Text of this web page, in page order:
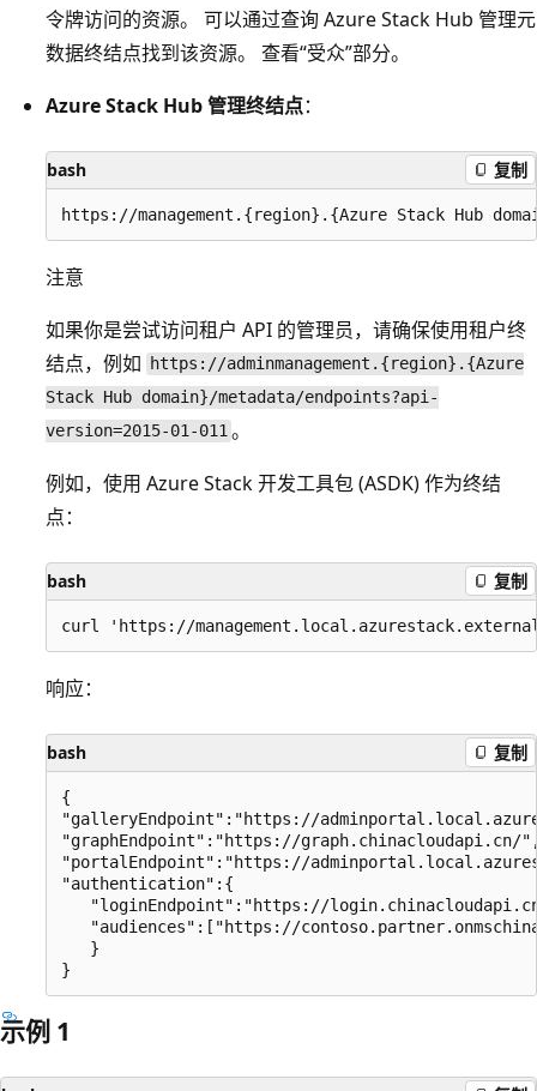
令牌访问的资源。 可以通过查询 Azure Stack Hub 管理元
数据终结点找到该资源。 查看“受众”部分。
Azure Stack Hub 管理终结点：
bash 复制
注意
如果你是尝试访问租户 API 的管理员，请确保使用租户终
结点，例如
https://adminmanagement.{region}.{Azure
Stack Hub domain}/metadata/endpoints?api-
version=2015-01-011。
例如，使用 Azure Stack 开发工具包 (ASDK) 作为终结
点：
bash 复制
响应：
bash 复制
{
"galleryEndpoint":"https://
"graphEndpoint":"https://graph.chinacloudapi.cn/
"portalEndpoint":"https://
"authentication":{
"loginEndpoint":"https://
"audiences":["https://
   }
示例 1